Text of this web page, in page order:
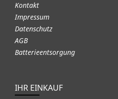
Kontakt
Impressum
Datenschutz
AGB
Batterieentsorgung
IHR EINKAUF